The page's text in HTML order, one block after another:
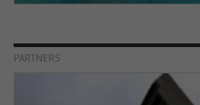
PARTNERS